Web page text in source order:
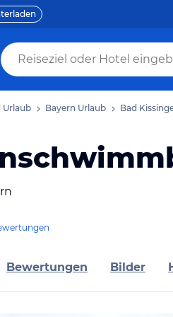
Urlaub Bayern Urlaub Bad
Bewertungen Bilder